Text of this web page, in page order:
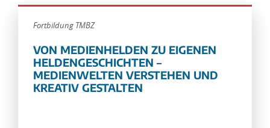
Fortbildung TMBZ
VON MEDIENHELDEN ZU EIGENEN
HELDENGESCHICHTEN –
MEDIENWELTEN VERSTEHEN UND
KREATIV GESTALTEN